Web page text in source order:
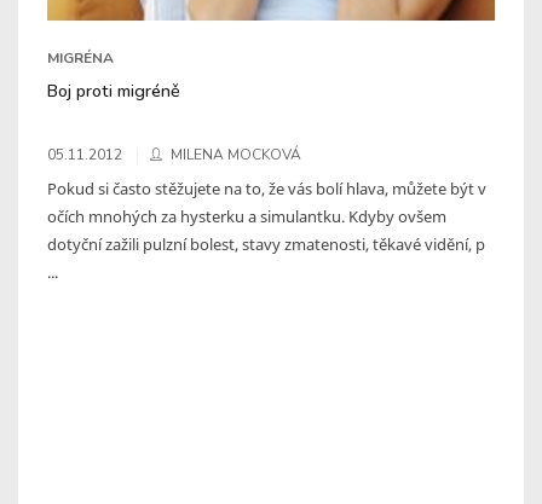
MIGRÉNA
Boj proti migréně
05.11.2012 MILENA MOCKOVÁ
Pokud si často stěžujete na to, že vás bolí hlava, můžete být v
očích mnohých za hysterku a simulantku. Kdyby ovšem
dotyční zažili pulzní bolest, stavy zmatenosti, těkavé vidění, p
...